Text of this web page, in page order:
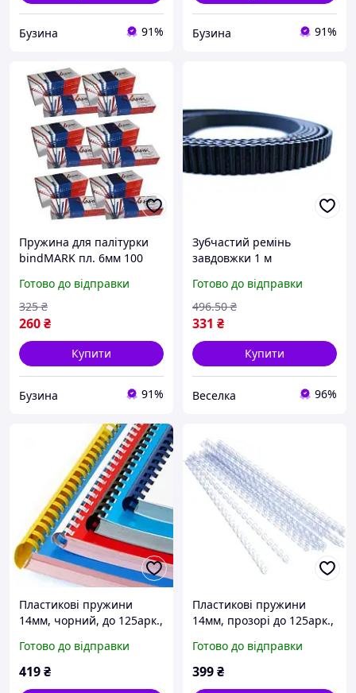
Бузина 91% Бузина 91%
Пружина для палітурки
bindMARK пл. 6мм 100
Готово до відправки
260₴
325 ₴
Купити
Бузина 91%
Зубчастий ремінь
завдовжки 1 м
принтера та ЧПУ-станка
надійний приводний
елемент FLAME
Готово до відправки
331 ₴
496.50 ₴
Купити
Веселка 96%
Пластикові пружини
14мм, чорний, до 125арк.,
Готово до відправки
419₴
Пластикові пружини
14мм, прозорі до 125арк.,
Готово до відправки
399₴